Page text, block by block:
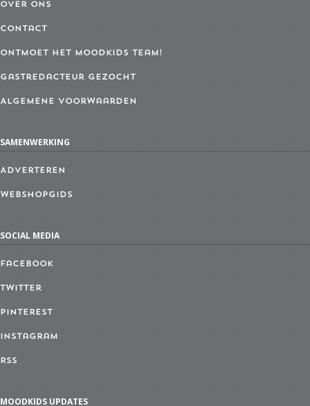
Over ons
Contact
Ontmoet het MoodKids Team!
Gastredacteur gezocht
Algemene Voorwaarden
SAMENWERKING
Adverteren
Webshopgids
SOCIAL MEDIA
Facebook
Twitter
Pinterest
Instagram
RSS
MOODKIDS UPDATES